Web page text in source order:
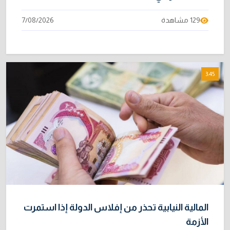
129 مشاهدة 7/08/2026
3:45
المالية النيابية تحذر من إفلاس الدولة إذا استمرت
الأزمة